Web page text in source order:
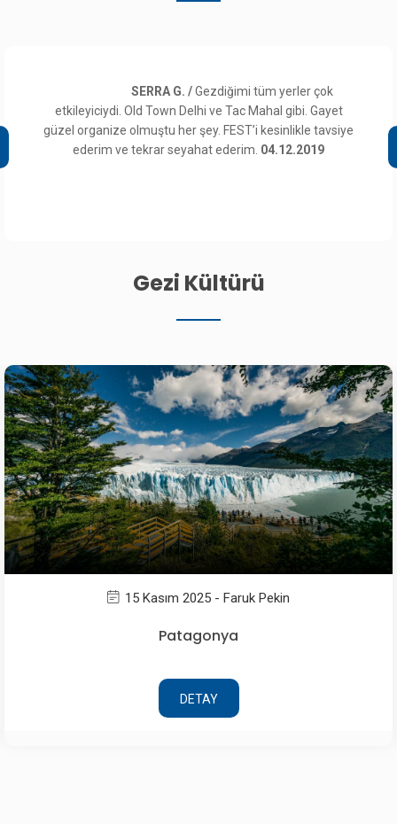
SERRA G. /Gezdiğimi tüm yerler çok
etkileyiciydi. Old Town Delhi ve Tac Mahal gibi. Gayet
güzel organize olmuştu her şey. FEST’i kesinlikle tavsiye
ederim ve tekrar seyahat ederim. 04.12.2019
Gezi Kültürü
15 Kasım 2025 - Faruk Pekin
Patagonya
DETAY